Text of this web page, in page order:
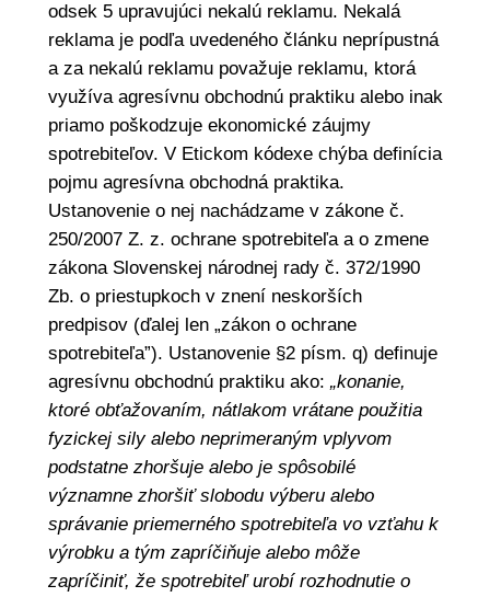
odsek 5 upravujúci nekalú reklamu. Nekalá
reklama je podľa uvedeného článku neprípustná
a za nekalú reklamu považuje reklamu, ktorá
využíva agresívnu obchodnú praktiku alebo inak
priamo poškodzuje ekonomické záujmy
spotrebiteľov. V Etickom kódexe chýba definícia
pojmu agresívna obchodná praktika.
Ustanovenie o nej nachádzame v zákone č.
250/2007 Z. z. ochrane spotrebiteľa a o zmene
zákona Slovenskej národnej rady č. 372/1990
Zb. o priestupkoch v znení neskorších
predpisov (ďalej len „zákon o ochrane
spotrebiteľa”). Ustanovenie §2 písm. q) definuje
agresívnu obchodnú praktiku ako: „konanie,
ktoré obťažovaním, nátlakom vrátane použitia
fyzickej sily alebo neprimeraným vplyvom
podstatne zhoršuje alebo je spôsobilé
významne zhoršiť slobodu výberu alebo
správanie priemerného spotrebiteľa vo vzťahu k
výrobku a tým zapríčiňuje alebo môže
zapríčiniť, že spotrebiteľ urobí rozhodnutie o